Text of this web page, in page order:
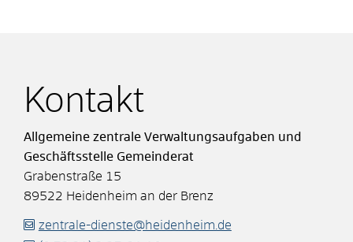
Kontakt
Allgemeine zentrale Verwaltungsaufgaben und
Geschäftsstelle Gemeinderat
Grabenstraße 15
89522 Heidenheim an der Brenz
zentrale-dienste@heidenheim.de